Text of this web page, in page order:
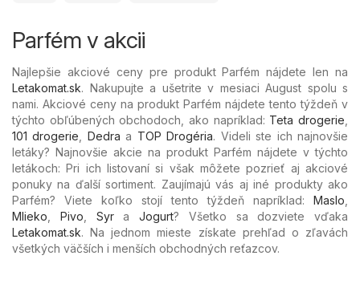
Parfém v akcii
Najlepšie akciové ceny pre produkt Parfém nájdete len na
Letakomat.sk. Nakupujte a ušetrite v mesiaci August spolu s
nami. Akciové ceny na produkt Parfém nájdete tento týždeň v
týchto obľúbenýchobchodoch, ako napríklad: Teta drogerie
101 drogerie
Dedra a TOP Drogéria. Videli ste ich najnovšie
letáky? Najnovšie akcie na produkt Parfém nájdete v týchto
letákoch: Pri ich listovaní si však môžete pozrieť aj akciové
ponuky na ďalší sortiment. Zaujímajú vás aj iné produkty ako
Parfém? Viete koľko stojí tento týždeň napríklad: Maslo
Mlieko
Pivo Syra Jogurt? Všetko sa dozviete vďaka
Letakomat.sk. Na jednom mieste získate prehľad o zľavách
všetkých väčších i menších obchodných reťazcov.